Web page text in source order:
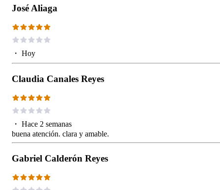
José Aliaga
・ Hoy
Claudia Canales Reyes
・ Hace 2 semanas
buena atención. clara y amable.
Gabriel Calderón Reyes